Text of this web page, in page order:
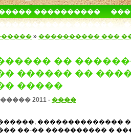
����������
������
» ���������� ���
��
������ ��
�����
2011 - ����
��������������
��-�� ���������� �